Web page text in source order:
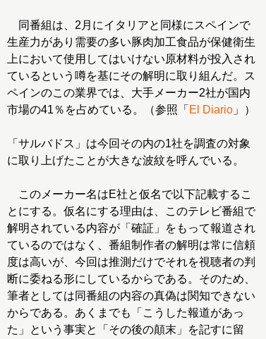
同番組は、2月にイタリアと同様にスペインで
生産力があり需要の多い豚肉加工食品が保健衛生
上において使用してはいけない原材料が投入され
ているという噂を基にその解明に取り組んだ。ス
ペインのこの業界では、大手メーカー2社が国内
市場の41％を占めている。（参照「 El Diario 」）
「サルバドス」は今回その内の1社を調査の対象
に取り上げたことが大きな波紋を呼んでいる。
このメーカー名はE社と仮名で以下記載するこ
とにする。仮名にする理由は、このテレビ番組で
解明されている内容が「確証」をもって報道され
ているのではなく、番組制作者の解明は常に信頼
度は高いが、今回は推測だけでそれを視聴者の判
断に委ねる形にしているからである。そのため、
筆者としては同番組の内容の真偽は関知できない
からである。あくまでも「こうした報道があっ
た」という事実と「その後の顛末」を記すに留